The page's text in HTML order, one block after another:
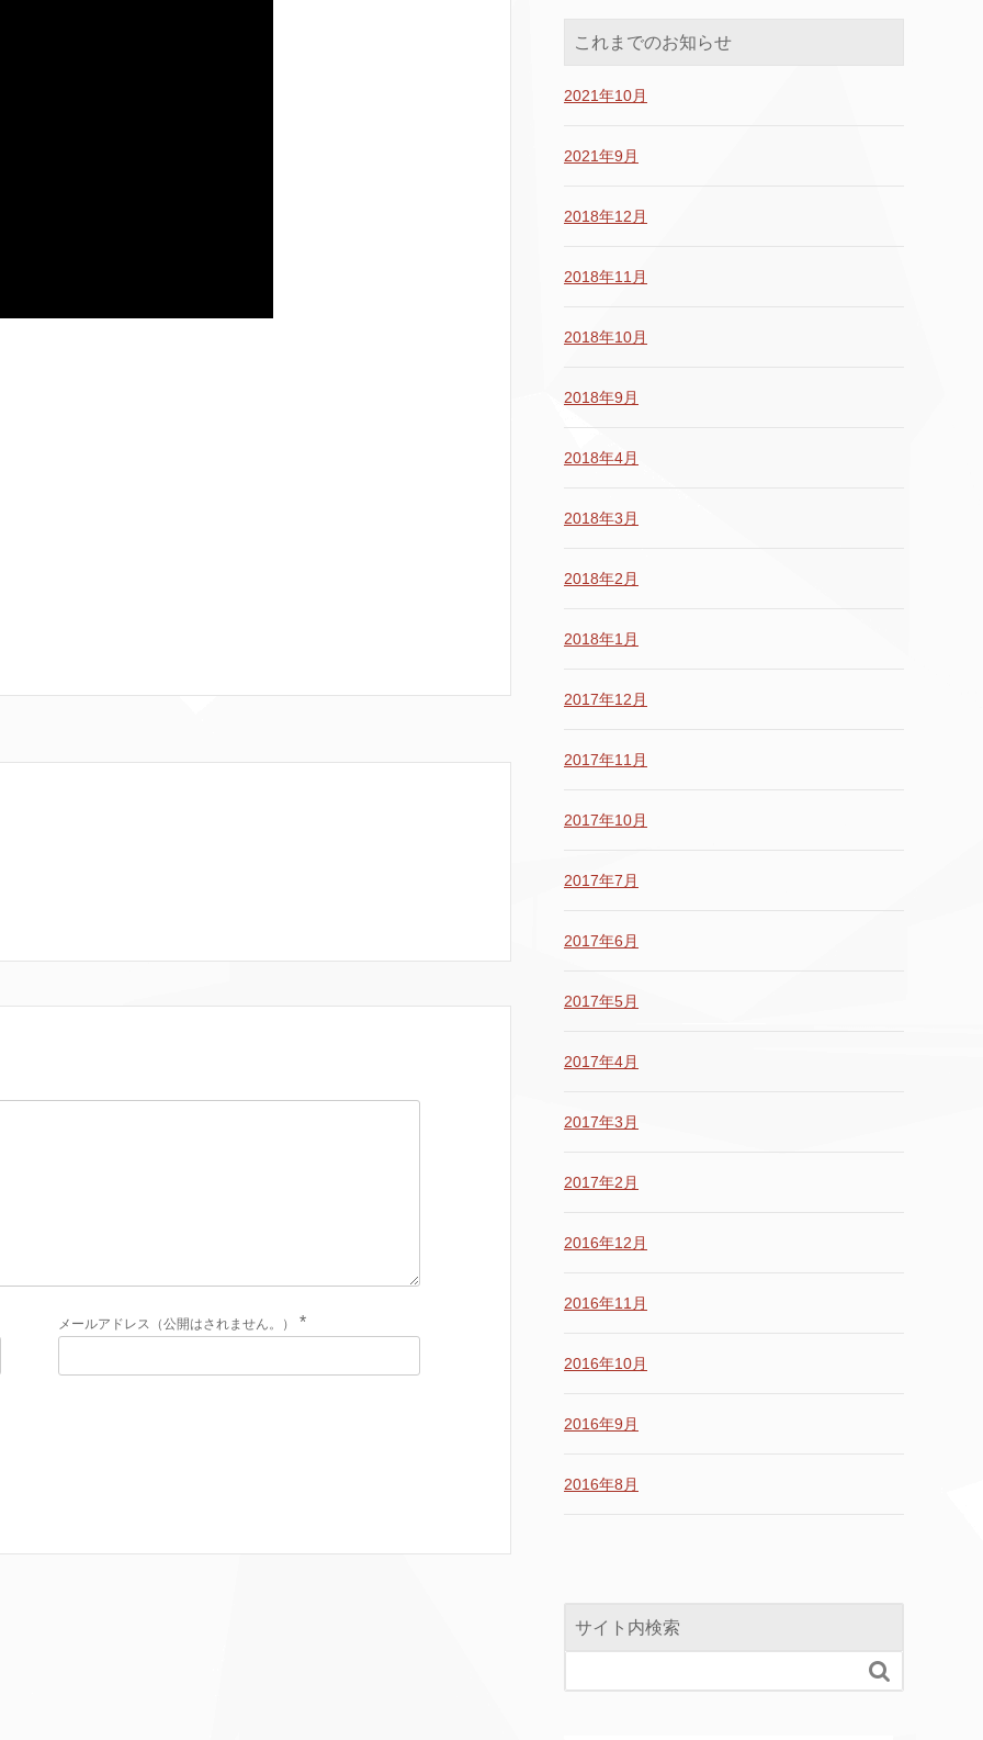
メールアドレス（公開はされません。） *
これまでのお知らせ
2021年10月
2021年9月
2018年12月
2018年11月
2018年10月
2018年9月
2018年4月
2018年3月
2018年2月
2018年1月
2017年12月
2017年11月
2017年10月
2017年7月
2017年6月
2017年5月
2017年4月
2017年3月
2017年2月
2016年12月
2016年11月
2016年10月
2016年9月
2016年8月
サイト内検索
